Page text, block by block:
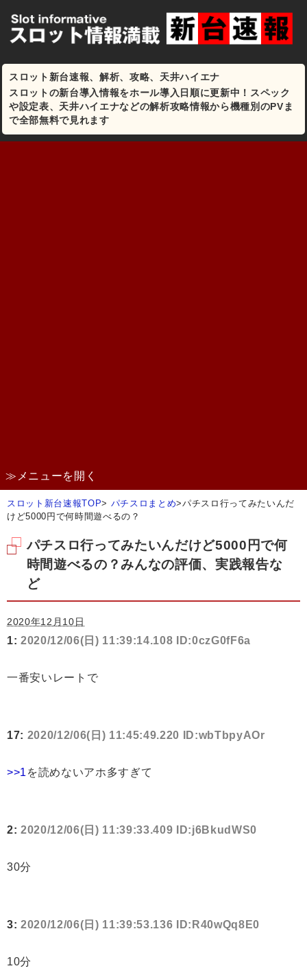
スロット新台速報、解析、攻略、天井ハイエナ
スロットの新台導入情報をホール導入日順に更新中！スペック
や設定表、天井ハイエナなどの解析攻略情報から機種別のPVま
で全部無料で見れます
≫メニューを開く
スロット新台速報TOP> パチスロまとめ>パチスロ行ってみたいんだ
けど5000円で何時間遊べるの？
パチスロ行ってみたいんだけど5000円で何
時間遊べるの？みんなの評価、実践報告な
ど
2020年12月10日
1: 2020/12/06(日) 11:39:14.108 ID:0czG0fF6a
一番安いレートで
17: 2020/12/06(日) 11:45:49.220 ID:wbTbpyAOr
>>1 を読めないアホ多すぎて
2: 2020/12/06(日) 11:39:33.409 ID:j6BkudWS0
30分
3: 2020/12/06(日) 11:39:53.136 ID:R40wQq8E0
10分